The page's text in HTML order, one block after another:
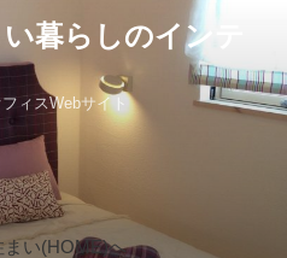
暮らしのインテ
ィスWebサイト
い(HOME)へ